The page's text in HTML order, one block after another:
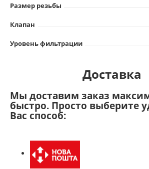
Размер резьбы
Клапан
Уровень фильтрации
Доставка
Мы доставим заказ
быстро. Просто выберите
Вас способ: